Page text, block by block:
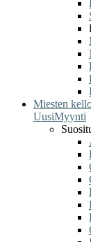
Miesten
UusiMyynti